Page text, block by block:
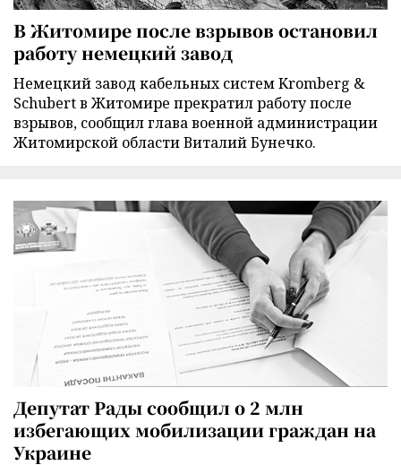
В Житомире после взрывов остановил
работу немецкий завод
Немецкий завод кабельных систем Kromberg &
Schubert в Житомире прекратил работу после
взрывов, сообщил глава военной администрации
Житомирской области Виталий Бунечко.
Депутат Рады сообщил о 2 млн
избегающих мобилизации граждан на
Украине